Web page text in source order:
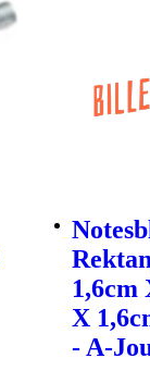
1,6cm
X
- A-